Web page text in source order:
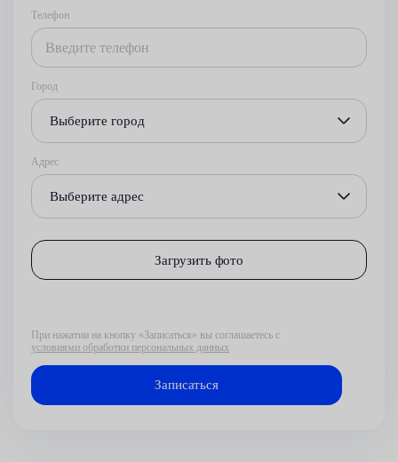
Телефон
Город
Выберите город
Адрес
Выберите адрес
Загрузить фото
При нажатии на кнопку «Записаться» вы соглашаетесь с
условиями обработки персональных данных